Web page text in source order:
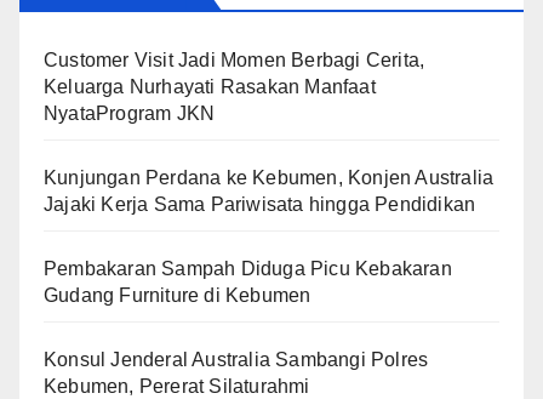
Customer Visit Jadi Momen Berbagi Cerita,
Keluarga Nurhayati Rasakan Manfaat
NyataProgram JKN
Kunjungan Perdana ke Kebumen, Konjen Australia
Jajaki Kerja Sama Pariwisata hingga Pendidikan
Pembakaran Sampah Diduga Picu Kebakaran
Gudang Furniture di Kebumen
Konsul Jenderal Australia Sambangi Polres
Kebumen, Pererat Silaturahmi